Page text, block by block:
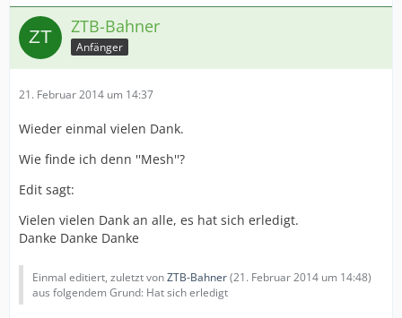
ZTB-Bahner
Anfänger
21. Februar 2014 um 14:37
Wieder einmal vielen Dank.
Wie finde ich denn ''Mesh''?
Edit sagt:
Vielen vielen Dank an alle, es hat sich erledigt.
Danke Danke Danke
Einmal editiert, zuletzt vonZTB-Bahner(21. Februar 2014 um 14:48)
aus folgendem Grund: Hat sich erledigt